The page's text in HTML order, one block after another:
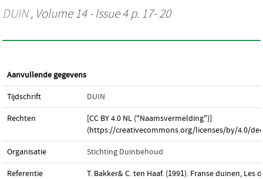
DUIN, Volume 14 - Issue 4 p. 17- 20
Aanvullende gegevens
Tijdschrift DUIN
Rechten
[CC BY 4.0 NL ("Naamsvermelding")]
(https://creativecommons.org/licenses/by/4.0/
Organisatie Stichting Duinbehoud
Referentie
T. Bakker& C. ten Haaf. (1991). Franse duinen, Les